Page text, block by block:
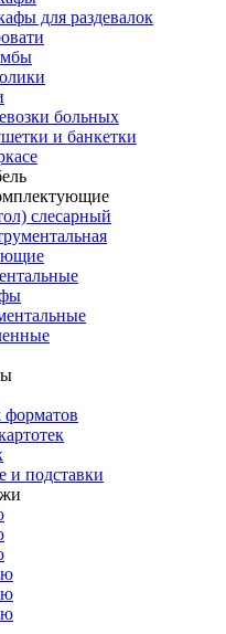
для раздевалок
больных
и банкетки
слесарный
и подставки